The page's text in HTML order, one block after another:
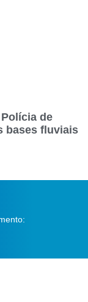
de
bases fluviais